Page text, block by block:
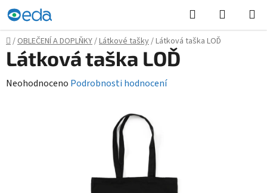
Přejít
na
obsah
Hledat
KOŠÍK
Domů
/OBLEČENÍ A DOPLŇKY/Látkové tašky/Látková taška LOĎ
Látková taška LOĎ
Průměrné
Neohodnoceno Podrobnosti hodnocení